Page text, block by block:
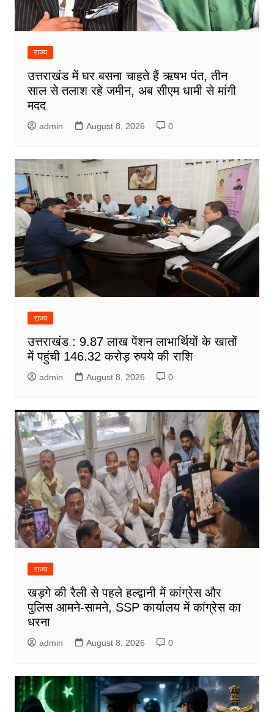
राज्य
उत्तराखंड में घर बसना चाहते हैं ऋषभ पंत, तीन
साल से तलाश रहे जमीन, अब सीएम धामी से मांगी
मदद
admin August 8, 2026 0
राज्य
उत्तराखंड : 9.87 लाख पेंशन लाभार्थियों के खातों
में पहुंची 146.32 करोड़ रुपये की राशि
admin August 8, 2026 0
राज्य
खड़गे की रैली से पहले हल्द्वानी में कांग्रेस और
पुलिस आमने-सामने, SSP कार्यालय में कांग्रेस का
धरना
admin August 8, 2026 0